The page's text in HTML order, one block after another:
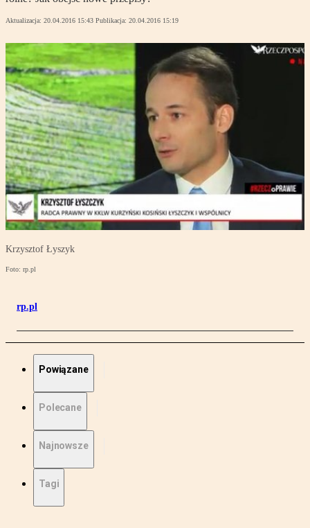
Aktualizacja: 20.04.2016 15:43 Publikacja: 20.04.2016 15:19
Krzysztof Łyszyk
Foto: rp.pl
rp.pl
Powiązane
Polecane
Najnowsze
Tagi